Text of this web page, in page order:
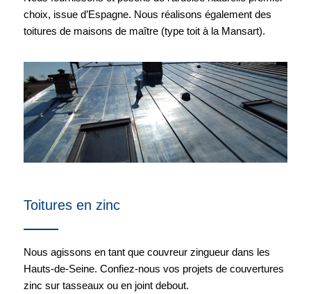
choix, issue d’Espagne. Nous réalisons également des
toitures de maisons de maître (type toit à la Mansart).
Toitures en zinc
Nous agissons en tant que couvreur zingueur dans les
Hauts-de-Seine. Confiez-nous vos projets de couvertures
zinc sur tasseaux ou en joint debout.